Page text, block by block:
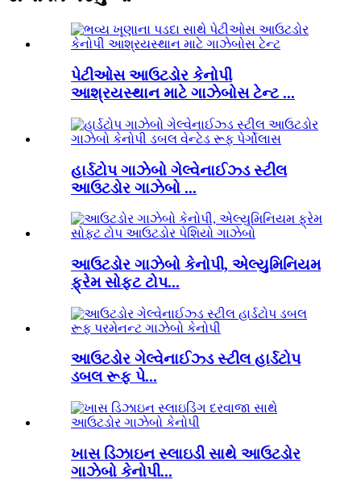
પેટીઓસ આઉટડોર કેનોપી
આશ્રયસ્થાન માટે ગાઝેબોસ ટેન્ટ ...
હાર્ડટોપ ગાઝેબો ગેલ્વેનાઈઝ્ડ સ્ટીલ
આઉટડોર ગાઝેબો ...
આઉટડોર ગાઝેબો કેનોપી, એલ્યુમિનિયમ
ફ્રેમ સોફ્ટ ટોપ...
આઉટડોર ગેલ્વેનાઈઝ્ડ સ્ટીલ હાર્ડટોપ
ડબલ રૂફ પે...
ખાસ ડિઝાઇન સ્લાઇડી સાથે આઉટડોર
ગાઝેબો કેનોપી...